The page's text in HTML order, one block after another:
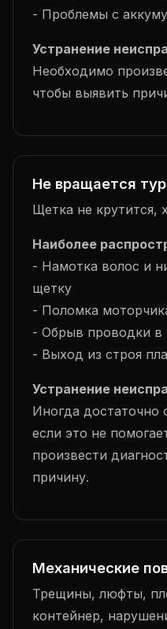
- Проблемы с
Устранение
Необходимо
чтобы выявить
Не вращается
Щетка не крутится,
Наиболее
- Намотка волос и
щетку
- Поломка
- Обрыв проводки в
- Выход из строя
Устранение
Иногда достаточно
если это не
произвести
причину.
Механические
Трещины, люфты,
контейнер,